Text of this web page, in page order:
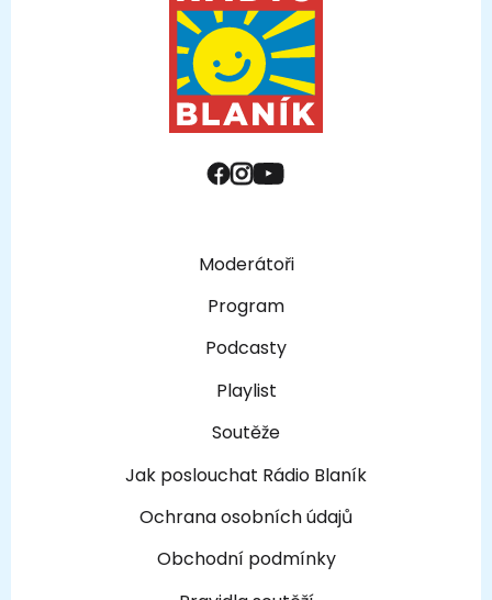
Moderátoři
Program
Podcasty
Playlist
Soutěže
Jak poslouchat Rádio Blaník
Ochrana osobních údajů
Obchodní podmínky